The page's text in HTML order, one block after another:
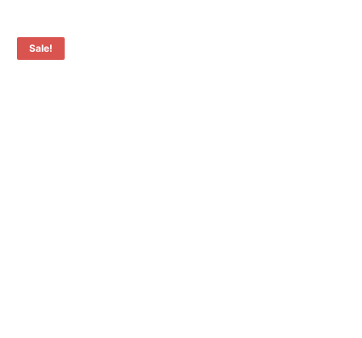
Sale!